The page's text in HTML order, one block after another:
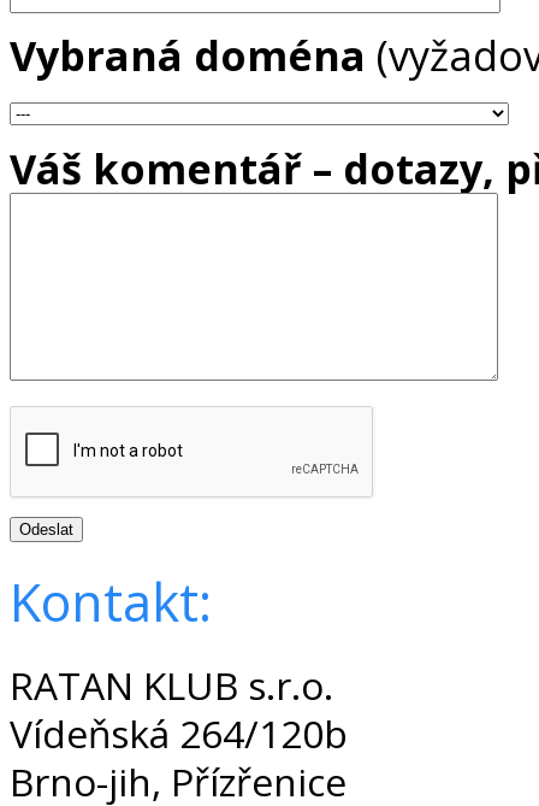
Vybraná doména
Váš komentář – dotazy,
Kontakt:
RATAN KLUB s.r.o.
Vídeňská 264/120b
Brno-jih, Přízřenice